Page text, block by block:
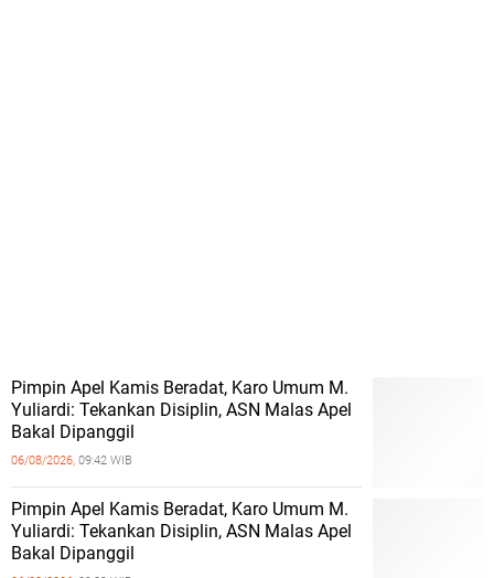
Pimpin Apel Kamis Beradat, Karo Umum M.
Yuliardi: Tekankan Disiplin, ASN Malas Apel
Bakal Dipanggil
06/08/2026, 09:42 WIB
Pimpin Apel Kamis Beradat, Karo Umum M.
Yuliardi: Tekankan Disiplin, ASN Malas Apel
Bakal Dipanggil